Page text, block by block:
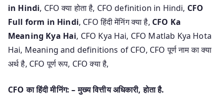
in Hindi, CFO क्या होता है, CFO definition in Hindi, CFO
Full form in Hindi, CFO हिंदी मेंनिंग क्या है, CFO Ka
Meaning Kya Hai, CFO Kya Hai, CFO Matlab Kya Hota
Hai, Meaning and definitions of CFO, CFO पूर्ण नाम का क्या
अर्थ है, CFO पूर्ण रूप, CFO क्या है,
CFO का हिंदी मीनिंग: – मुख्य वित्तीय अधिकारी, होता है.